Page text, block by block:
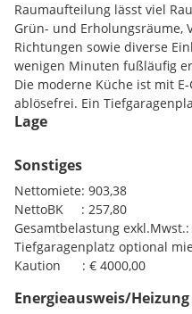
Raumaufteilung lässt viel
Grün- und Erholungsräume,
Richtungen sowie diverse
wenigen Minuten fußläufig
Die moderne Küche ist mit
ablösefrei. Ein
werden.
Lage
Sonstiges
Nettomiete: 903,38
NettoBK : 257,80
Gesamtbelastung exkl.Mwst.:
Tiefgaragenplatz optional
Kaution : € 4000,00
Energieausweis/Heizung